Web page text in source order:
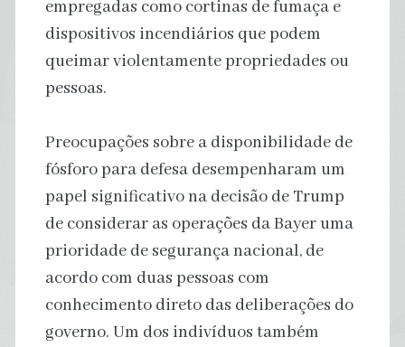
empregadas como cortinas de fumaça e
dispositivos incendiários que podem
queimar violentamente propriedades ou
pessoas.
Preocupações sobre a disponibilidade de
fósforo para defesa desempenharam um
papel significativo na decisão de Trump
de considerar as operações da Bayer uma
prioridade de segurança nacional, de
acordo com duas pessoas com
conhecimento direto das deliberações do
governo. Um dos indivíduos também